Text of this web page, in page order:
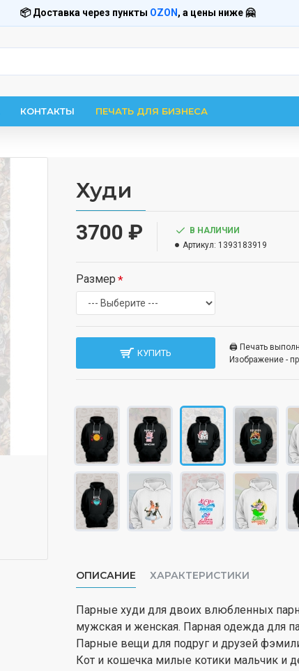
📦 Доставка через пункты OZON , а цены ниже 🤗
КОНТАКТЫ ПЕЧАТЬ ДЛЯ БИЗНЕСА
Худи
3700 ₽
В НАЛИЧИИ
Артикул: 1393183919
Размер
КУПИТЬ
🖨️ Печать
Изображение -
ОПИСАНИЕ ХАРАКТЕРИСТИКИ
Парные худи для двоих влюбленных
мужская и женская. Парная одежда для
Парные вещи для подруг и друзей
Кот и кошечка милые котики мальчик и